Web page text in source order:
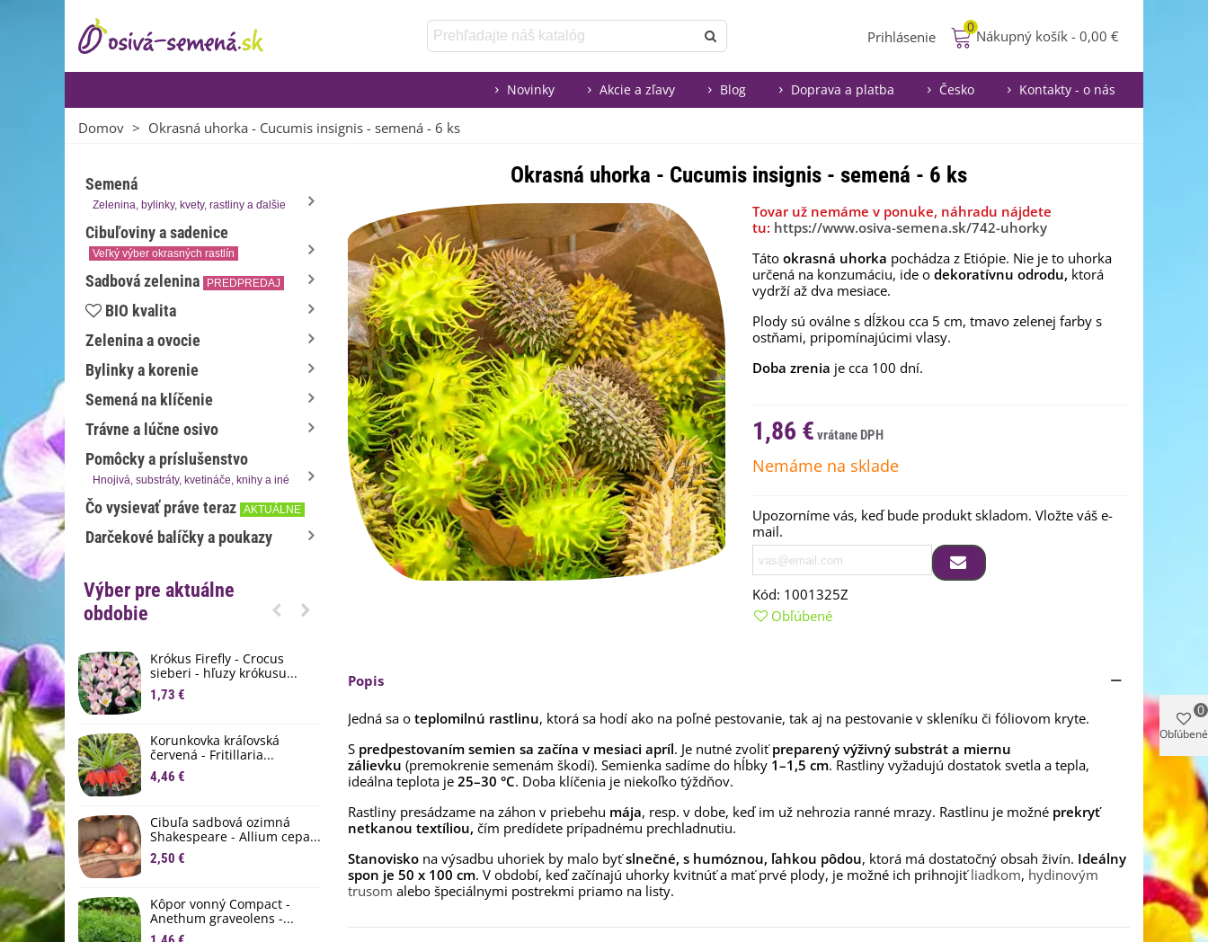
Prihlásenie
0
Nákupný košík - 0,00 €
Novinky Akcie a zľavy Blog Doprava a platba Česko Kontakty - o nás
Domov > Okrasná uhorka - Cucumis insignis - semená - 6 ks
Semená
Zelenina, bylinky, kvety, rastliny a ďalšie
Cibuľoviny a sadenice
Veľký výber okrasných rastlín
Sadbová zelenina PREDPREDAJ
BIO kvalita
Zelenina a ovocie
Bylinky a korenie
Semená na klíčenie
Trávne a lúčne osivo
Pomôcky a príslušenstvo
Hnojivá, substráty, kvetináče, knihy a iné
Čo vysievať práve teraz AKTUÁLNE
Darčekové balíčky a poukazy
Výber pre aktuálne
obdobie
Krókus Firefly - Crocus
sieberi - hľuzy krókusu...
1,73 €
Korunkovka kráľovská
červená - Fritillaria...
4,46 €
Cibuľa sadbová ozimná
Shakespeare - Allium cepa...
2,50 €
Kôpor vonný Compact -
Anethum graveolens -...
Kuchynské bylinky na malú
plochu - výsevný disk...
3,80 €
Daucus carota - semená -...
1,53 €
Ľalia Canova - Lilium -
cibuľoviny - 1 ks
3,85 € -30%
Okrasná uhorka - Cucumis insignis - semená - 6 ks
Tovar už nemáme v ponuke, náhradu nájdete
tu: https://www.osiva-semena.sk/742-uhorky
Táto okrasná uhorka pochádza z Etiópie. Nie je to uhorka
určená na konzumáciu, ide o dekoratívnu odrodu, ktorá
vydrží až dva mesiace.
Plody sú oválne s dĺžkou cca 5 cm, tmavo zelenej farby s
ostňami, pripomínajúcimi vlasy.
Doba zrenia je cca 100 dní.
1,86 €
Nemáme na sklade
Upozorníme vás, keď bude produkt skladom. Vložte váš e-
mail.
Kód: 1001325Z
Obľúbené
Popis
Jedná sa o teplomilnú rastlinu, ktorá sa hodí ako na poľné pestovanie, tak aj na pestovanie v skleníku či fóliovom kryte.
S predpestovaním semien sa začína v mesiaci apríl. Je nutné zvoliťpreparený výživný substrát a miernu
zálievku (premokrenie semenám škodí). Semienka sadíme do hĺbky 1–1,5 cm. Rastliny vyžadujú dostatok svetla a tepla,
ideálna teplota je 25–30 °C. Doba klíčenia je niekoľko týždňov.
Rastliny presádzame na záhon v priebehu mája, resp. v dobe, keď im už nehrozia ranné mrazy. Rastlinu je možné prekryť
netkanou textíliou, čím predídete prípadnému prechladnutiu.
Stanovisko na výsadbu uhoriek by malo byťslnečné, s humóznou, ľahkou pôdou, ktorá má dostatočný obsah živín. Ideálny
spon je 50 x 100 cm. V období, keď začínajú uhorky kvitnúť a mať prvé plody, je možné ich prihnojiťliadkom, hydinovým
trusom alebo špeciálnymi postrekmi priamo na listy.
Obľúbené
0